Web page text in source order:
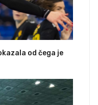
od čega je